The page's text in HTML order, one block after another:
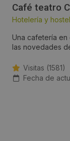
Café teatro
Hotelería y
Una cafetería en
las novedades
Visitas (1581)
Fecha de